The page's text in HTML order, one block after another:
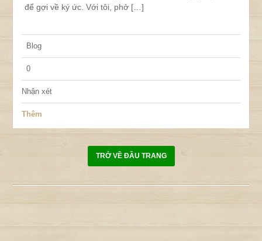
để gợi về ký ức. Với tôi, phở […]
Blog
0
Nhận xét
Thêm
TRỞ VỀ ĐẦU TRANG